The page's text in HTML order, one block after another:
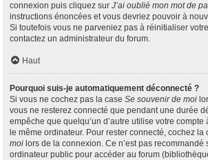
connexion puis cliquez sur J’ai oublié mon mot de
instructions énoncées et vous devriez pouvoir à
Si toutefois vous ne parveniez pas à réinitialiser
contactez un administrateur du forum.
Haut
Pourquoi suis-je automatiquement déconnecté ?
Si vous ne cochez pas la case Se souvenir de moi
vous ne resterez connecté que pendant une durée
empêche que quelqu’un d’autre utilise votre
le même ordinateur. Pour rester connecté, cochez la
moi lors de la connexion. Ce n’est pas recommandé
ordinateur public pour accéder au forum